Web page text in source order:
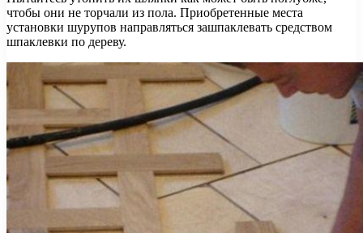
чтобы они не торчали из пола. Приобретенные места
установки шурупов направляться зашпаклевать средством
шпаклевки по дереву.